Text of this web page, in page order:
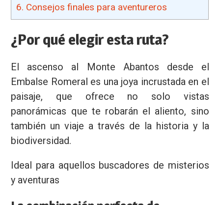
6. Consejos finales para aventureros
¿Por qué elegir esta ruta?
El ascenso al Monte Abantos desde el
Embalse Romeral es una joya incrustada en el
paisaje, que ofrece no solo vistas
panorámicas que te robarán el aliento, sino
también un viaje a través de la historia y la
biodiversidad.
Ideal para aquellos buscadores de misterios
y aventuras